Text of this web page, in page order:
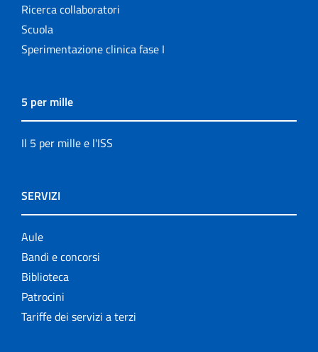
Ricerca collaboratori
Scuola
Sperimentazione clinica fase I
5 per mille
Il 5 per mille e l'ISS
SERVIZI
Aule
Bandi e concorsi
Biblioteca
Patrocini
Tariffe dei servizi a terzi